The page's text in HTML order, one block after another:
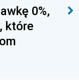
0%,
które